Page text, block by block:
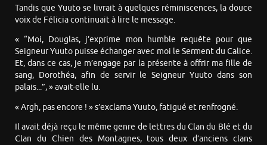
Tandis que Yuuto se livrait à quelques réminiscences, la douce
voix de Félicia continuait à lire le message.
« “Moi, Douglas, j’exprime mon humble requête pour que
Seigneur Yuuto puisse échanger avec moi le Serment du Calice.
Et, dans ce cas, je m’engage par la présente à offrir ma fille de
sang, Dorothéa, afin de servir le Seigneur Yuuto dans son
palais...”, » avait-elle lu.
« Argh, pas encore ! » s’exclama Yuuto, fatigué et renfrogné.
Il avait déjà reçu le même genre de lettres du Clan du Blé et du
Clan du Chien des Montagnes, tous deux d’anciens clans